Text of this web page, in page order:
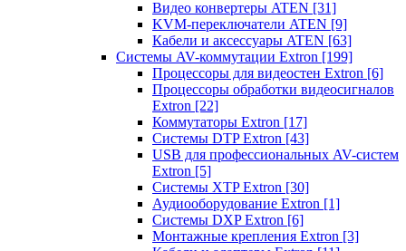
Видео конвертеры ATEN [31]
KVM-переключатели ATEN [9]
Кабели и аксессуары ATEN [63]
Системы AV-коммутации Extron [199]
Процессоры для видеостен Extron [6]
Процессоры обработки видеосигналов
Extron [22]
Коммутаторы Extron [17]
Системы DTP Extron [43]
USB для профессиональных AV-систем
Extron [5]
Системы XTP Extron [30]
Аудиооборудование Extron [1]
Системы DXP Extron [6]
Монтажные крепления Extron [3]